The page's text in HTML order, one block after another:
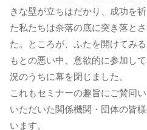
きな壁が立ちはだかり、成功を
た私たちは奈落の底に突き落と
た。ところが、ふたを開けてみ
もとの悪い中、意欲的に参加し
況のうちに幕を閉じました。
これもセミナーの趣旨にご賛同
いただいた関係機関・団体の皆
います。